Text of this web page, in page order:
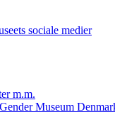
sociale medier
m.m.
Museum